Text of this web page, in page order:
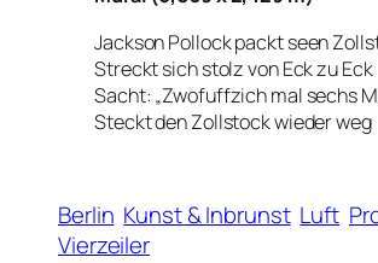
Jackson Pollock packt seen
Streckt sich stolz von Eck zu Eck
Sacht: „Zwofuffzich mal sechs
Steckt den Zollstock wieder weg
Berlin Kunst & Inbrunst Luft
Vierzeiler